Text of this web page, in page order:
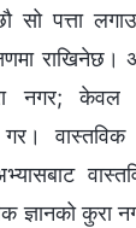
सो पत्ता
राखिनेछ।
नगर; केवल
वास्तविक
ज्ञानको कुरा